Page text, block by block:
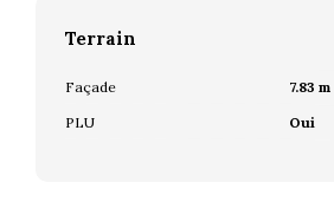
Terrain
Façade
7.83 m
PLU
Oui